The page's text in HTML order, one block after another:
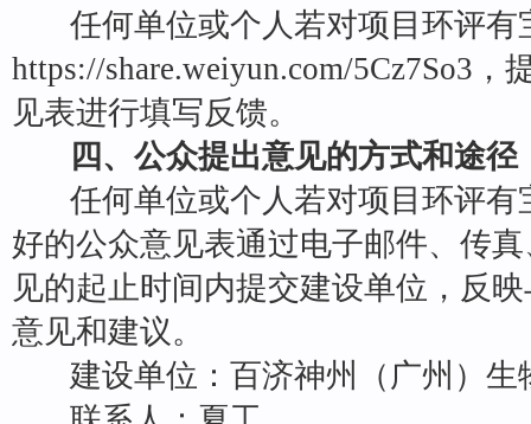
任何单位或个人若对项目环评
https://share.weiyun.com/5Cz7So3
见表进行填写反馈。
四、公众提出意见的方式和途径
任何单位或个人若对项目环评
好的公众意见表通过电子邮件、传
见的起止时间内提交建设单位，反
意见和建议。
建设单位：百济神州（广州）生